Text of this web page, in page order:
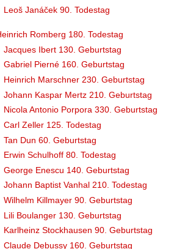
Janáček 90. Todestag
Romberg 180. Todestag
Ibert 130. Geburtstag
Pierné 160. Geburtstag
Marschner 230. Geburtstag
Kaspar Mertz 210. Geburtstag
Antonio Porpora 330. Geburtstag
Zeller 125. Todestag
Dun 60. Geburtstag
Schulhoff 80. Todestag
Enescu 140. Geburtstag
Baptist Vanhal 210. Todestag
Killmayer 90. Geburtstag
Boulanger 130. Geburtstag
Stockhausen 90. Geburtstag
Debussy 160. Geburtstag